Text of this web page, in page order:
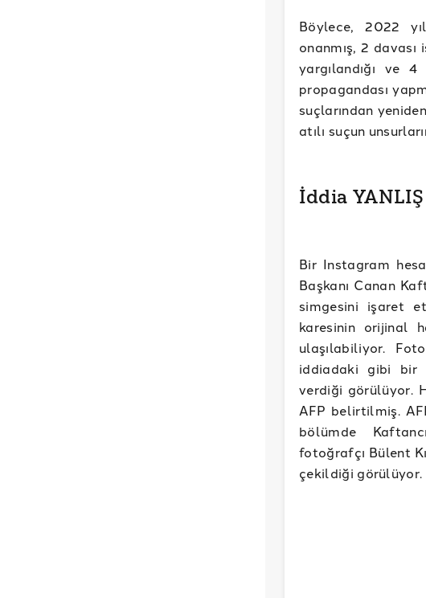
Böylece, 2022
onanmış, 2
yargılandığı ve
propagandası
suçlarından
atılı suçun
İddia YANLIŞ
Bir Instagram
Başkanı Canan
simgesini işaret
karesinin orijinal
ulaşılabiliyor.
iddiadaki gibi bir
verdiği görülüyor.
AFP belirtilmiş.
bölümde
fotoğrafçı Bülent
çekildiği görülüyor.